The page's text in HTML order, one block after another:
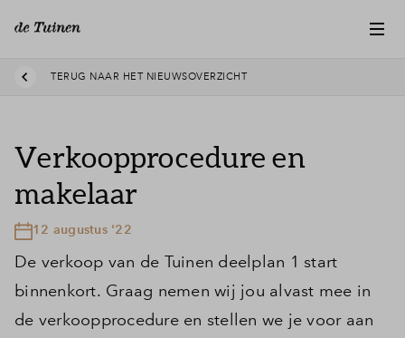
TERUG NAAR HET NIEUWSOVERZICHT
Verkoopprocedure en
makelaar
12 augustus '22
De verkoop van de Tuinen deelplan 1 start
binnenkort. Graag nemen wij jou alvast mee in
de verkoopprocedure en stellen we je voor aan